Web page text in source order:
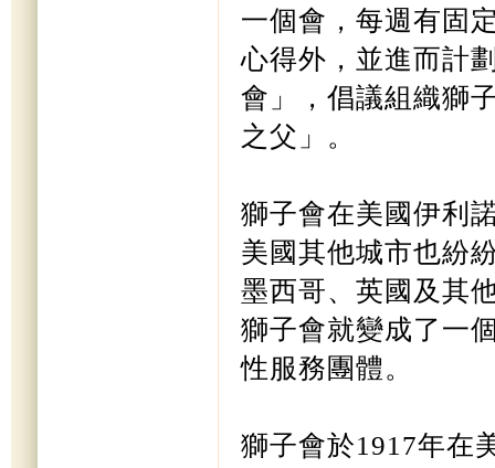
一個會，每週有固
心得外，並進而計
會」，倡議組織獅
之父」。
獅子會在美國伊利
美國其他城市也紛
墨西哥、英國及其
獅子會就變成了一
性服務團體。
獅子會於1917年在